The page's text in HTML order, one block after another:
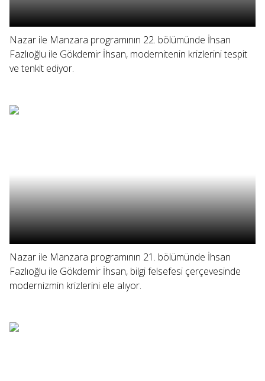
Nazar ile Manzara programının 22. bölümünde İhsan
Fazlıoğlu ile Gökdemir İhsan, modernitenin krizlerini tespit
ve tenkit ediyor.
Nazar ile Manzara programının 21. bölümünde İhsan
Fazlıoğlu ile Gökdemir İhsan, bilgi felsefesi çerçevesinde
modernizmin krizlerini ele alıyor.